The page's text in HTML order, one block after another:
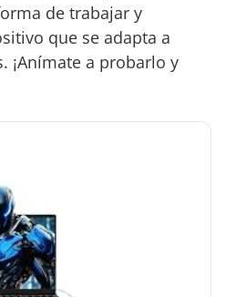
de trabajar y
que se adapta a
¡Anímate a probarlo y